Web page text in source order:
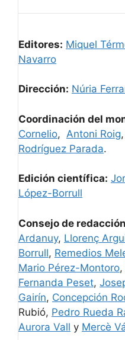
Editores: Miquel
Navarro
Dirección: Núria
Coordinación del
Cornelio, Antoni Roig,
Rodríguez Parada.
Edición científica:
López-Borrull
Consejo de
Ardanuy, Llorenç
Borrull, Remedios
Mario Pérez-Montoro,
Fernanda Peset,
Gairín, Concepción
Rubió, Pedro Rueda
Aurora Vall y Mercè